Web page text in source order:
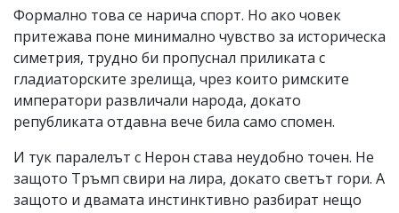
Формално това се нарича спорт. Но ако човек
притежава поне минимално чувство за историческа
симетрия, трудно би пропуснал приликата с
гладиаторските зрелища, чрез които римските
императори развличали народа, докато
републиката отдавна вече била само спомен.
И тук паралелът с Нерон става неудобно точен. Не
защото Тръмп свири на лира, докато светът гори. А
защото и двамата инстинктивно разбират нещо